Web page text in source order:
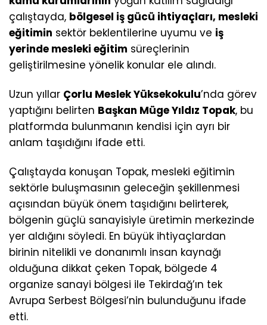
çalıştayda, bölgesel iş gücü ihtiyaçları, mesleki
eğitimin sektör beklentilerine uyumu ve iş
yerinde mesleki eğitim süreçlerinin
geliştirilmesine yönelik konular ele alındı.
Uzun yıllar Çorlu Meslek Yüksekokulu’nda görev
yaptığını belirten Başkan Müge Yıldız Topak, bu
platformda bulunmanın kendisi için ayrı bir
anlam taşıdığını ifade etti.
Çalıştayda konuşan Topak, mesleki eğitimin
sektörle buluşmasının geleceğin şekillenmesi
açısından büyük önem taşıdığını belirterek,
bölgenin güçlü sanayisiyle üretimin merkezinde
yer aldığını söyledi. En büyük ihtiyaçlardan
birinin nitelikli ve donanımlı insan kaynağı
olduğuna dikkat çeken Topak, bölgede 4
organize sanayi bölgesi ile Tekirdağ’ın tek
Avrupa Serbest Bölgesi’nin bulunduğunu ifade
etti.